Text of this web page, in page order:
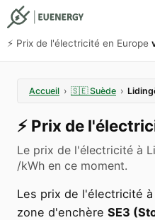
⚡️ Prix de l'électricité en Europe
Accueil › 🇸🇪 Suède ›
⚡️ Prix de
Le prix de l'électricité à
/kWh en ce moment.
Les prix de l'électricité à
zone d'enchère SE3